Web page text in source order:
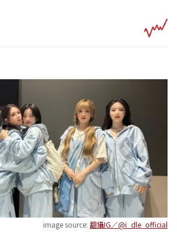
image source: 翻攝IG／@i_dle_official